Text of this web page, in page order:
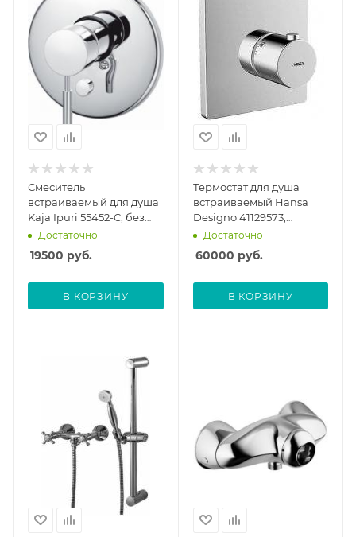
Смеситель
встраиваемый для душа
Kaja Ipuri 55452-C, без
скрытой части
Достаточно
19500 руб.
В КОРЗИНУ
Термостат для душа
встраиваемый Hansa
Designo 41129573,
внешняя часть
Достаточно
60000 руб.
В КОРЗИНУ